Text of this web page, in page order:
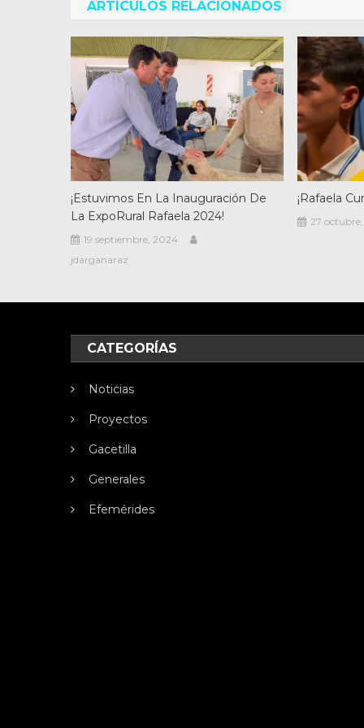
entradas
ARTÍCULOS RELACIONADOS
¡Estuvimos En La Inauguración De
La ExpoRural Rafaela 2024!
19 septiembre, 2024
jdarganaraz
¡Rafaela
27
CATEGORÍAS
Noticias
Proyectos
Gacetilla
Generales
Efemérides